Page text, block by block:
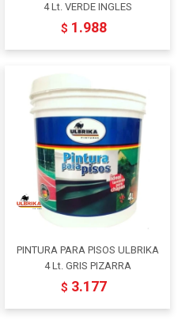
4 Lt. VERDE INGLES
$ 1.988
PINTURA PARA PISOS ULBRIKA
4 Lt. GRIS PIZARRA
$ 3.177